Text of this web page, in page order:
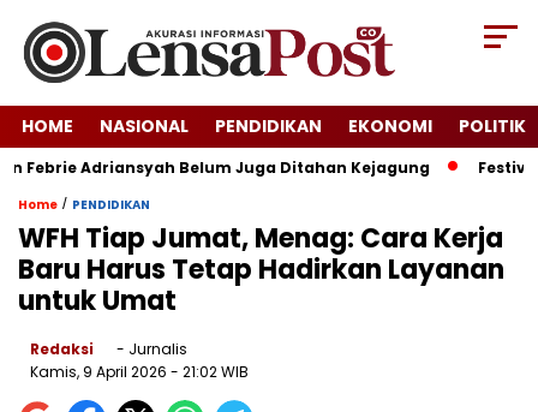
HOME NASIONAL PENDIDIKAN EKONOMI POLITIK
Adriansyah Belum Juga Ditahan Kejagung Festival
Home / PENDIDIKAN
WFH Tiap Jumat, Menag: Cara Kerja
Baru Harus Tetap Hadirkan Layanan
untuk Umat
Redaksi
- Jurnalis
Kamis, 9 April 2026 - 21:02 WIB